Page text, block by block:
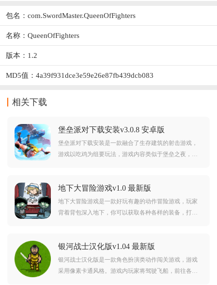
包名：com.SwordMaster.QueenOfFighters
名称：QueenOfFighters
版本：1.2
MD5值：4a39f931dce3e59e26e87fb439dcb083
相关下载
堡垒派对下载安装v3.0.8 安卓版
堡垒派对下载安装是一款融合了生存建筑的射击游戏，
游戏以吃鸡为组要玩法，游戏内容类似于堡垒之夜，玩
感兴趣的朋友赶紧下载吧。
地下大冒险游戏v1.0 最新版
地下大冒险游戏是一款好玩有趣的动作冒险游戏，玩家
背着背包深入地下，你可以获取各种各样的装备，打败
这款游戏的玩家赶紧下载吧。
银河战士汉化版v1.04 最新版
银河战士汉化版是一款角色扮演类动作闯关游戏，游戏
采用像素卡通风格。游戏内玩家将驾驶飞船，前往各个